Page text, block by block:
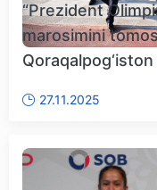
“Prezident
marosimini
27.11.2025